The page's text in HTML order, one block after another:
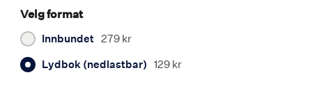
Velg format
Innbundet 279 kr
Lydbok (nedlastbar) 129 kr